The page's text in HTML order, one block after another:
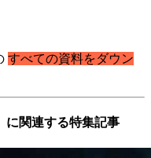
すべての資料をダウン
に関連する特集記事